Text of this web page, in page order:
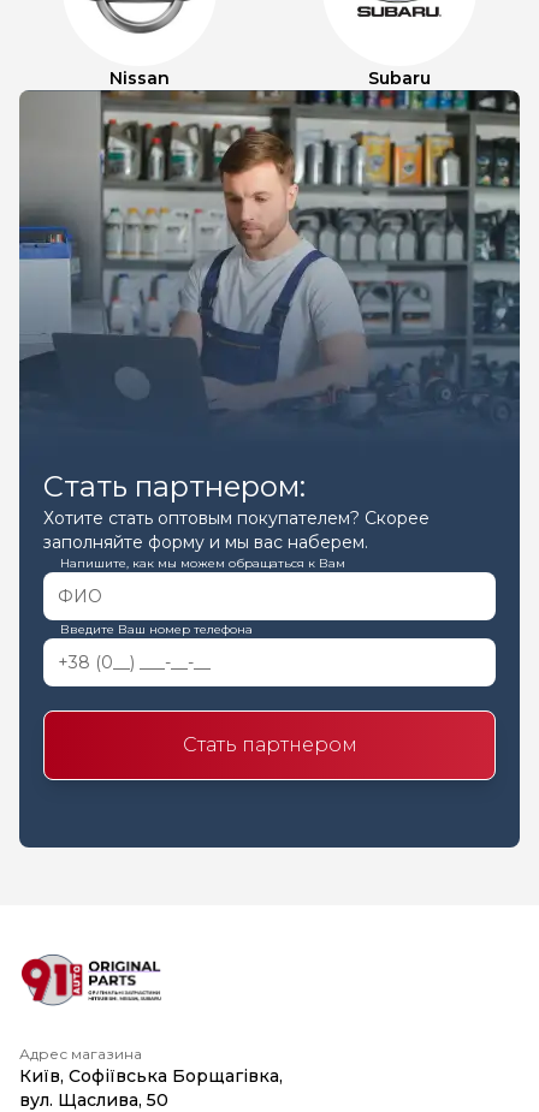
Nissan Subaru
Стать партнером:
Хотите стать оптовым покупателем? Скорее
заполняйте форму и мы вас наберем.
Напишите, как мы можем обращаться к Вам
Введите Ваш номер телефона
Стать партнером
Адрес магазина
Київ, Софіївська Борщагівка,
вул. Щаслива, 50